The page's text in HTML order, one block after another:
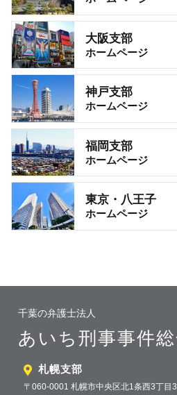
大阪支部
ホームページ
神戸支部
ホームページ
福岡支部
ホームページ
東京・八王子
ホームページ
千葉の弁護士法人
あいち刑事事件
札幌支部
〒060-0001 札幌市中央区北1条西3丁目